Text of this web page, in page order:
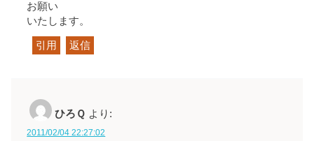
お願い
いたします。
引用 返信
ひろＱ より:
2011/02/04 22:27:02